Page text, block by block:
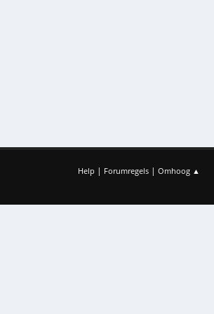
Help | Forumregels | Omhoog ▲